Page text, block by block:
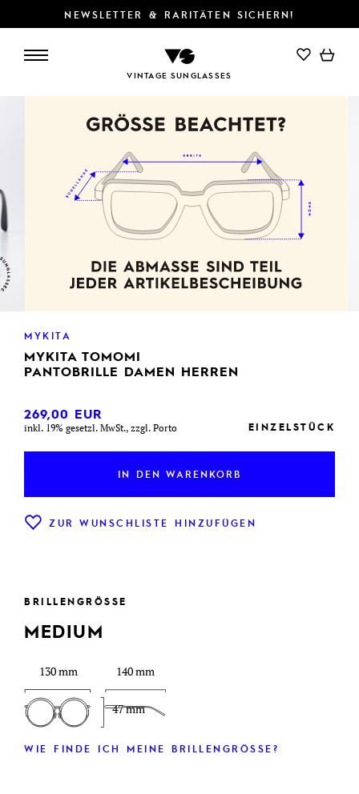
NEWSLETTER & RARITÄTEN SICHERN!
VINTAGE SUNGLASSES
IN DEN WARENKORB
MYKITA
MYKITA TOMOMI
PANTOBRILLE DAMEN HERREN
269,00 EUR
inkl. 19% gesetzl. MwSt., zzgl. Porto EINZELSTÜCK
IN DEN WARENKORB
ZUR WUNSCHLISTE HINZUFÜGEN
BRILLENGRÖSSE
MEDIUM
130 mm
47 mm
140 mm
WIE FINDE ICH MEINE BRILLENGRÖSSE?